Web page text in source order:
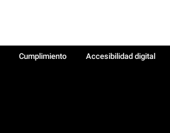
Cumplimiento
Accesibilidad digital